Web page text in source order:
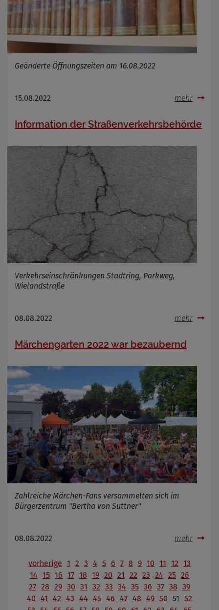
Geänderte Öffnungszeiten am 16.08.2022
15.08.2022 mehr
Information der Straßenverkehrsbehörde
Verkehrseinschränkungen Stadtring, Parkweg,
Wielandstraße
08.08.2022 mehr
Märchengarten 2022 war bezaubernd
Zahlreiche Märchen-Fans versammelten sich im
Bürgerzentrum "Bertha von Suttner"
08.08.2022 mehr
vorherige 1 2 3 4 5 6 7 8 9 10 11 12 13
14 15 16 17 18 19 20 21 22 23 24 25 26
27 28 29 30 31 32 33 34 35 36 37 38 39
40 41 42 43 44 45 46 47 48 49 50 51
52